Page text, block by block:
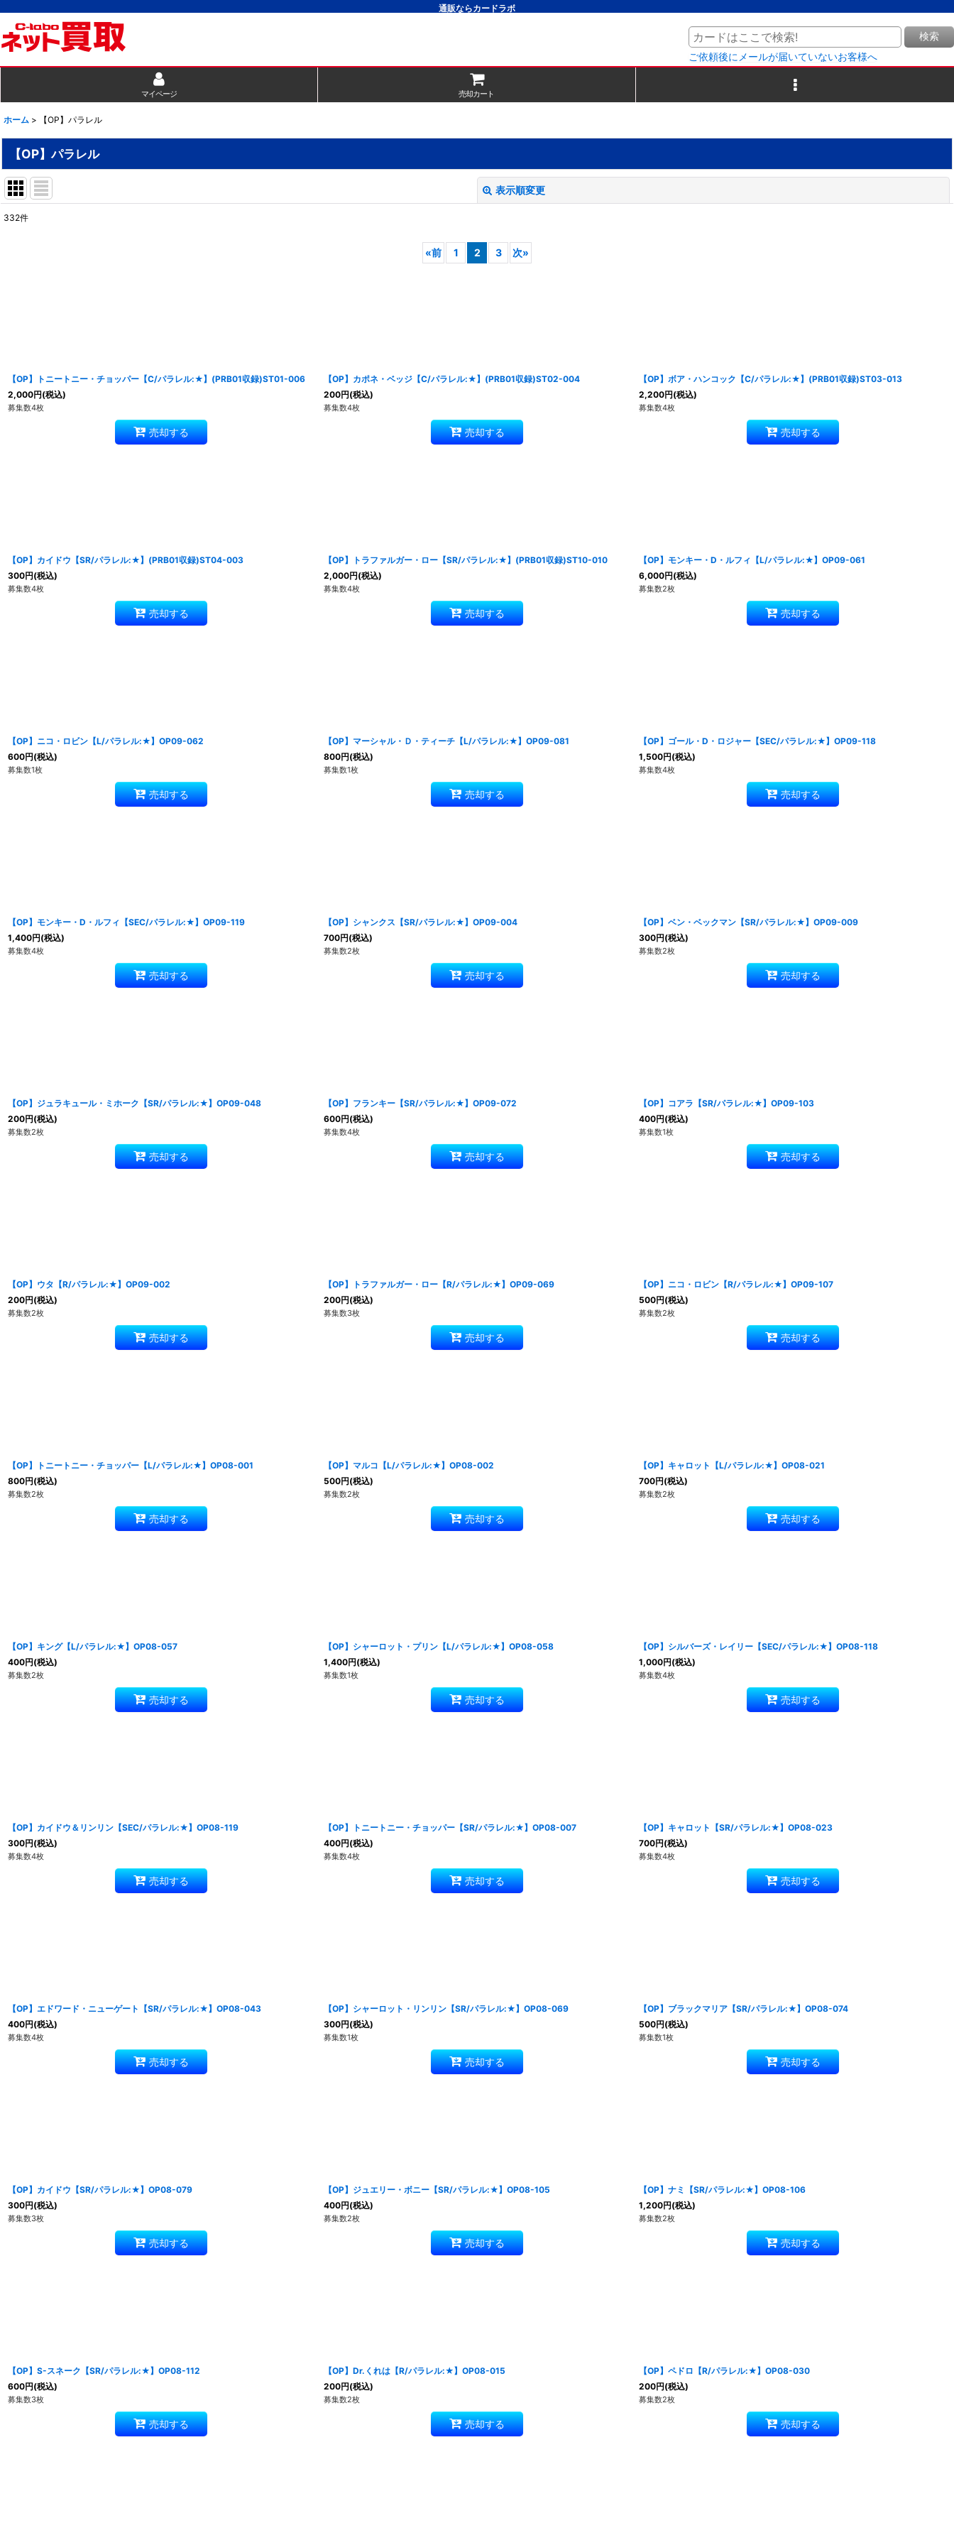
通販ならカードラボ
検索
ご依頼後にメールが届いていないお客様へ
マイページ 売却カート
ホーム > 【OP】パラレル
【OP】パラレル
表示順変更
332件
«前 1 2 3 次»
【OP】トニートニー・チョッパー【C/パラレル:★】(PRB01収録)ST01-006
2,000円(税込)
募集数4枚
売却する
【OP】カポネ・ベッジ【C/パラレル:★】(PRB01収録)ST02-004
200円(税込)
募集数4枚
売却する
【OP】ボア・ハンコック【C/パラレル:★】(PRB01収録)ST03-013
2,200円(税込)
募集数4枚
売却する
【OP】カイドウ【SR/パラレル:★】(PRB01収録)ST04-003
300円(税込)
募集数4枚
売却する
【OP】トラファルガー・ロー【SR/パラレル:★】(PRB01収録)ST10-010
2,000円(税込)
募集数4枚
売却する
【OP】モンキー・D・ルフィ【L/パラレル:★】OP09-061
6,000円(税込)
募集数2枚
売却する
【OP】ニコ・ロビン【L/パラレル:★】OP09-062
600円(税込)
募集数1枚
売却する
【OP】マーシャル・Ｄ・ティーチ【L/パラレル:★】OP09-081
800円(税込)
募集数1枚
売却する
【OP】ゴール・D・ロジャー【SEC/パラレル:★】OP09-118
1,500円(税込)
募集数4枚
売却する
【OP】モンキー・D・ルフィ【SEC/パラレル:★】OP09-119
1,400円(税込)
募集数4枚
売却する
【OP】シャンクス【SR/パラレル:★】OP09-004
700円(税込)
募集数2枚
売却する
【OP】ベン・ベックマン【SR/パラレル:★】OP09-009
300円(税込)
募集数2枚
売却する
【OP】ジュラキュール・ミホーク【SR/パラレル:★】OP09-048
200円(税込)
募集数2枚
売却する
【OP】フランキー【SR/パラレル:★】OP09-072
600円(税込)
募集数4枚
売却する
【OP】コアラ【SR/パラレル:★】OP09-103
400円(税込)
募集数1枚
売却する
【OP】ウタ【R/パラレル:★】OP09-002
200円(税込)
募集数2枚
売却する
【OP】トラファルガー・ロー【R/パラレル:★】OP09-069
200円(税込)
募集数3枚
売却する
【OP】ニコ・ロビン【R/パラレル:★】OP09-107
500円(税込)
募集数2枚
売却する
【OP】トニートニー・チョッパー【L/パラレル:★】OP08-001
800円(税込)
募集数2枚
売却する
【OP】マルコ【L/パラレル:★】OP08-002
500円(税込)
募集数2枚
売却する
【OP】キャロット【L/パラレル:★】OP08-021
700円(税込)
募集数2枚
売却する
【OP】キング【L/パラレル:★】OP08-057
400円(税込)
募集数2枚
売却する
【OP】シャーロット・プリン【L/パラレル:★】OP08-058
1,400円(税込)
募集数1枚
売却する
【OP】シルバーズ・レイリー【SEC/パラレル:★】OP08-118
1,000円(税込)
募集数4枚
売却する
【OP】カイドウ＆リンリン【SEC/パラレル:★】OP08-119
300円(税込)
募集数4枚
売却する
【OP】トニートニー・チョッパー【SR/パラレル:★】OP08-007
400円(税込)
募集数4枚
売却する
【OP】キャロット【SR/パラレル:★】OP08-023
700円(税込)
募集数4枚
売却する
【OP】エドワード・ニューゲート【SR/パラレル:★】OP08-043
400円(税込)
募集数4枚
売却する
【OP】シャーロット・リンリン【SR/パラレル:★】OP08-069
300円(税込)
募集数1枚
売却する
【OP】ブラックマリア【SR/パラレル:★】OP08-074
500円(税込)
募集数1枚
売却する
【OP】カイドウ【SR/パラレル:★】OP08-079
300円(税込)
募集数3枚
売却する
【OP】ジュエリー・ボニー【SR/パラレル:★】OP08-105
400円(税込)
募集数2枚
売却する
【OP】ナミ【SR/パラレル:★】OP08-106
1,200円(税込)
募集数2枚
売却する
【OP】S-スネーク【SR/パラレル:★】OP08-112
600円(税込)
募集数3枚
売却する
【OP】Dr.くれは【R/パラレル:★】OP08-015
200円(税込)
募集数2枚
売却する
【OP】ペドロ【R/パラレル:★】OP08-030
200円(税込)
募集数2枚
売却する